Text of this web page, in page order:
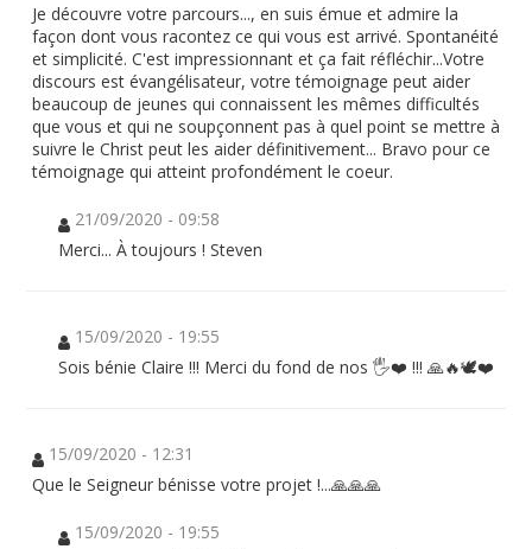
Je découvre votre parcours..., en suis émue et admire la
façon dont vous racontez ce qui vous est arrivé. Spontanéité
et simplicité. C'est impressionnant et ça fait réfléchir...Votre
discours est évangélisateur, votre témoignage peut aider
beaucoup de jeunes qui connaissent les mêmes difficultés
que vous et qui ne soupçonnent pas à quel point se mettre à
suivre le Christ peut les aider définitivement... Bravo pour ce
témoignage qui atteint profondément le coeur.
21/09/2020 - 09:58
Merci... À toujours ! Steven
15/09/2020 - 19:55
Sois bénie Claire !!! Merci du fond de nos 🖐❤️ !!! 🙏🔥🕊❤️
15/09/2020 - 12:31
Que le Seigneur bénisse votre projet !...🙏🙏🙏
15/09/2020 - 19:55